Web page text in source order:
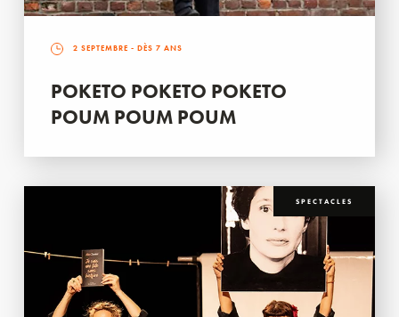
2 SEPTEMBRE - DÈS 7 ANS
POKETO POKETO POKETO
POUM POUM POUM
SPECTACLES